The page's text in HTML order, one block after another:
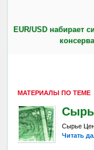
EUR/USD набирает
МАТЕРИАЛЫ ПО ТЕМЕ
Сырье
Читать